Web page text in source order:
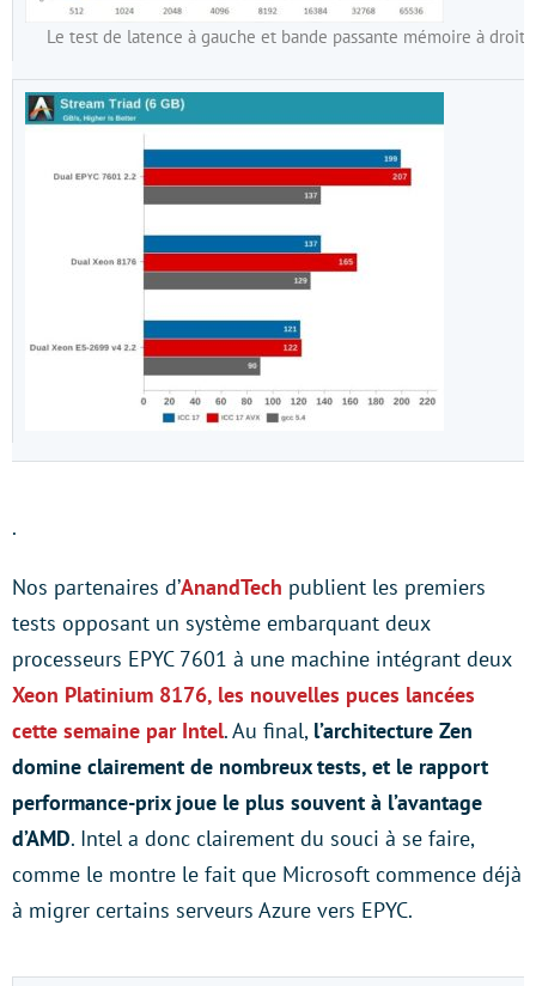
Le test de latence à gauche et bande passante mémoire à
.
Nos partenaires d’AnandTech publient les premiers
tests opposant un système embarquant deux
processeurs EPYC 7601 à une machine intégrant deux
Xeon Platinium 8176, les nouvelles puces lancées
cette semaine par Intel. Au final, l’architecture Zen
domine clairement de nombreux tests, et le rapport
performance-prix joue le plus souvent à l’avantage
d’AMD. Intel a donc clairement du souci à se faire,
comme le montre le fait que Microsoft commence déjà
à migrer certains serveurs Azure vers EPYC.